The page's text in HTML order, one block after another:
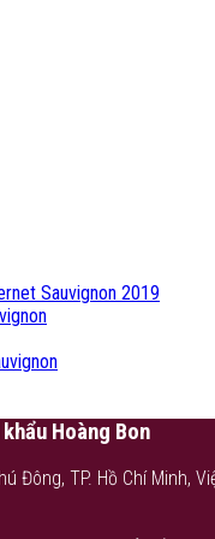
Sauvignon 2019
Hoàng Bon
Đông, TP. Hồ Chí Minh,